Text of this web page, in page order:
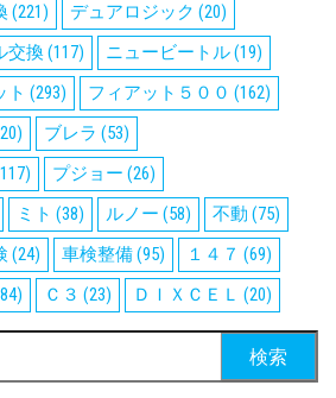
(221) デュアロジック (20)
交換(117) ニュービートル(19)
ト (293) フィアット５００ (162)
ブレラ (53)
プジョー (26)
ミト (38) ルノー (58) 不動 (75)
(24) 車検整備(95) １４７ (69)
Ｃ３ (23) ＤＩＸＣＥＬ (20)